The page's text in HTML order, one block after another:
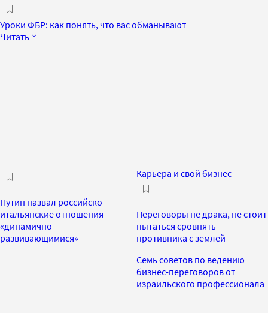
Уроки ФБР: как понять, что вас обманывают
Читать
Путин назвал российско-
итальянские отношения
«динамично
развивающимися»
Карьера и свой бизнес
Переговоры не драка, не стоит
пытаться сровнять
противника с землей
Семь советов по ведению
бизнес-переговоров от
израильского профессионала